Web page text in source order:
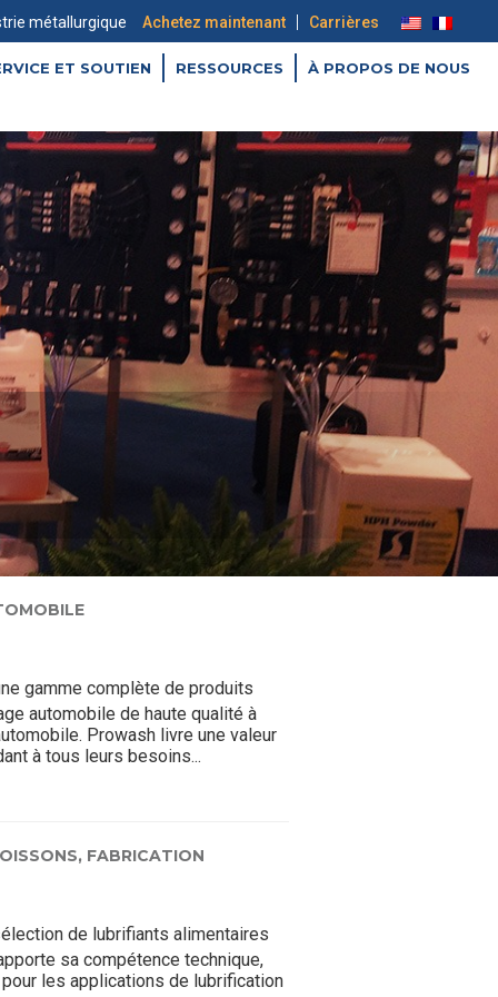
métallurgique Achetez maintenant | Carrières
ET SOUTIEN RESSOURCES À PROPOS DE NOUS
gamme complète de produits
automobile de haute qualité à
Prowash livre une valeur
à tous leurs besoins...
FABRICATION
de lubrifiants alimentaires
sa compétence technique,
les applications de lubrification